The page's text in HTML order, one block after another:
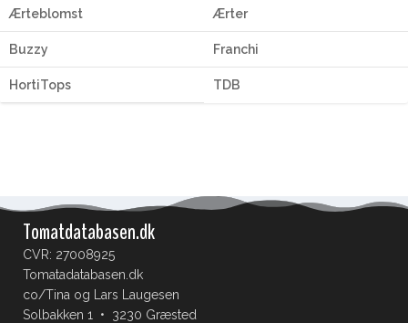
Ærteblomst Ærter
Buzzy Franchi
HortiTops TDB
Tomatdatabasen.dk
CVR: 27008925
Tomatadatabasen.dk
co/Tina og Lars Laugesen
Solbakken 1 • 3230 Græsted